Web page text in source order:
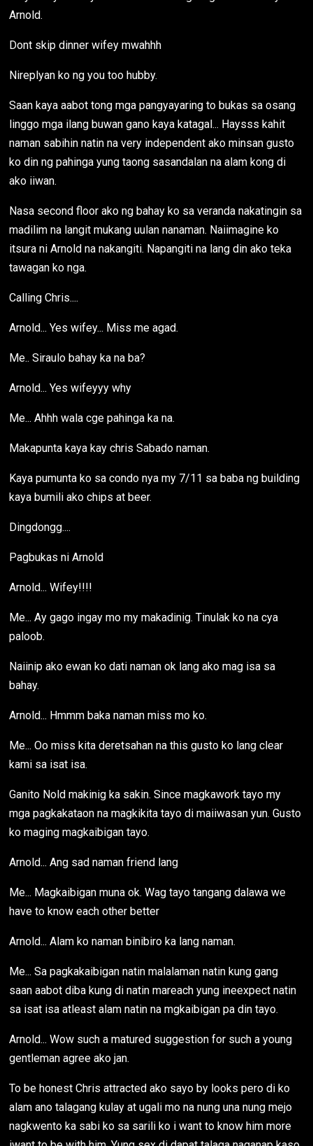
Arnold.
Dont skip dinner wifey mwahhh
Nireplyan ko ng you too hubby.
Saan kaya aabot tong mga pangyayaring to bukas sa osang
linggo mga ilang buwan gano kaya katagal... Haysss kahit
naman sabihin natin na very independent ako minsan gusto
ko din ng pahinga yung taong sasandalan na alam kong di
ako iiwan.
Nasa second floor ako ng bahay ko sa veranda nakatingin sa
madilim na langit mukang uulan nanaman. Naiimagine ko
itsura ni Arnold na nakangiti. Napangiti na lang din ako teka
tawagan ko nga.
Calling Chris....
Arnold... Yes wifey... Miss me agad.
Me.. Siraulo bahay ka na ba?
Arnold... Yes wifeyyy why
Me... Ahhh wala cge pahinga ka na.
Makapunta kaya kay chris Sabado naman.
Kaya pumunta ko sa condo nya my 7/11 sa baba ng building
kaya bumili ako chips at beer.
Dingdongg....
Pagbukas ni Arnold
Arnold... Wifey!!!!
Me... Ay gago ingay mo my makadinig. Tinulak ko na cya
paloob.
Naiinip ako ewan ko dati naman ok lang ako mag isa sa
bahay.
Arnold... Hmmm baka naman miss mo ko.
Me... Oo miss kita deretsahan na this gusto ko lang clear
kami sa isat isa.
Ganito Nold makinig ka sakin. Since magkawork tayo my
mga pagkakataon na magkikita tayo di maiiwasan yun. Gusto
ko maging magkaibigan tayo.
Arnold... Ang sad naman friend lang
Me... Magkaibigan muna ok. Wag tayo tangang dalawa we
have to know each other better
Arnold... Alam ko naman binibiro ka lang naman.
Me... Sa pagkakaibigan natin malalaman natin kung gang
saan aabot diba kung di natin mareach yung ineexpect natin
sa isat isa atleast alam natin na mgkaibigan pa din tayo.
Arnold... Wow such a matured suggestion for such a young
gentleman agree ako jan.
To be honest Chris attracted ako sayo by looks pero di ko
alam ano talagang kulay at ugali mo na nung una nung mejo
nagkwento ka sabi ko sa sarili ko i want to know him more